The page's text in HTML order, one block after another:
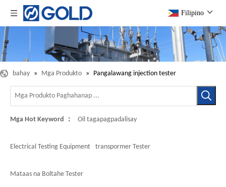
Filipino
bahay » Mga Produkto » Pangalawang injection tester
Mga Hot Keyword ： Oil tagapagpadalisay
Electrical Testing Equipment transpormer Tester
Mataas na Boltahe Tester